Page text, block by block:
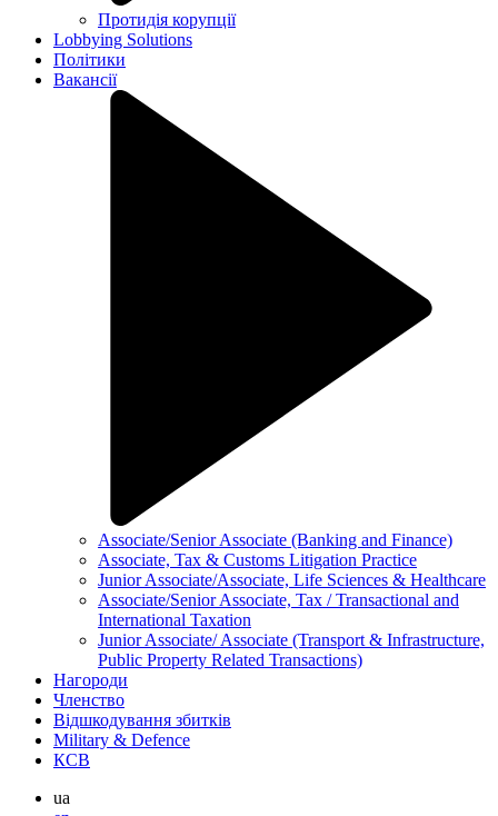
Протидія корупції
Lobbying Solutions
Політики
Вакансії
Associate/Senior Associate (Banking and Finance)
Associate, Tax & Customs Litigation Practice
Junior Associate/Associate, Life Sciences & Healthcare
Associate/Senior Associate, Tax / Transactional and
International Taxation
Junior Associate/ Associate (Transport & Infrastructure,
Public Property Related Transactions)
Нагороди
Членство
Відшкодування збитків
Military & Defence
КСВ
ua